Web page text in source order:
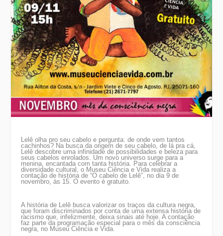
Lelê olha pro seu cabelo e pergunta: de onde vem tantos
cachinhos? Na busca da origem de seu cabelo, de lá pra cá,
Lelê descobre uma infinidade de possibilidades e beleza para
seus cabelos enrolados. Um novo universo surge para a
menina, encantada com tanta história. Para celebrar a
diversidade cultural, o Museu Ciência e Vida realiza a
contação de história de “O cabelo de Lelê”, no dia 9 de
novembro, às 15. O evento é gratuito.
A história de Lelê busca valorizar os traços da cultura negra,
que foram discriminados por conta de uma extensa história de
racismo que, infelizmente, deixa sinais até hoje. A contação
faz parte da programação especial para o mês da consciência
negra, no Museu Ciência e Vida.